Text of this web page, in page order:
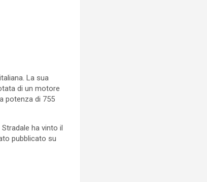
La sua
di un motore
potenza di 755
ha vinto il
pubblicato su